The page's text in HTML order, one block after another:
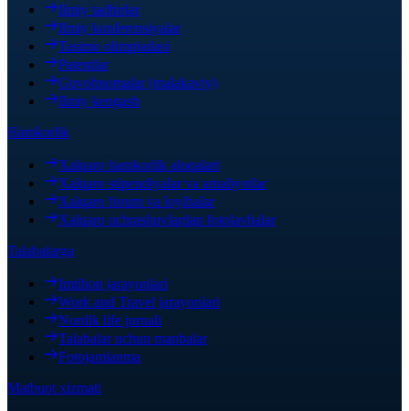
Ilmiy tadbirlar
Ilmiy konferensiyalar
Tasimo olimpiadasi
Patentlar
Guvohnomalar (malakaviy)
Ilmiy kengash
Hamkorlik
Xalqaro hamkorlik aloqalari
Xalqaro stipendiyalar va amaliyotlar
Xalqaro forum va loyihalar
Xalqaro uchrashuvlardan fotolavhalar
Talabalarga
Imtihon jarayonlari
Work and Travel jarayonlari
Nordik life jurnali
Talabalar uchun manbalar
Fotojamlanma
Matbuot xizmati